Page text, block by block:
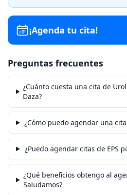
¡Agenda tu cita!
Preguntas frecuentes
¿Cuánto cuesta una cita de
Daza?
¿Cómo puedo agendar una
¿Puedo agendar citas de EPS
¿Qué beneficios obtengo al
Saludamos?